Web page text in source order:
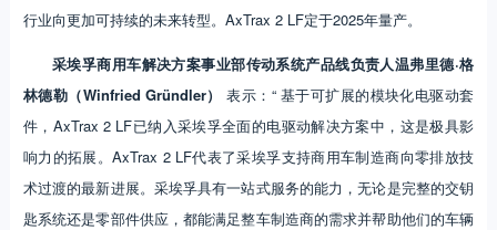
行业向更加可持续的未来转型。AxTrax 2 LF定于2025年量产。
采埃孚商用车解决方案事业部传动系统产品线负责人温弗里德·格
林德勒（Winfried Gründler）
表示：“ 基于可扩展的模块化电驱动套
件，AxTrax 2 LF已纳入采埃孚全面的电驱动解决方案中，这是极具影
响力的拓展。AxTrax 2 LF代表了采埃孚支持商用车制造商向零排放技
术过渡的最新进展。采埃孚具有一站式服务的能力，无论是完整的交钥
匙系统还是零部件供应，都能满足整车制造商的需求并帮助他们的车辆